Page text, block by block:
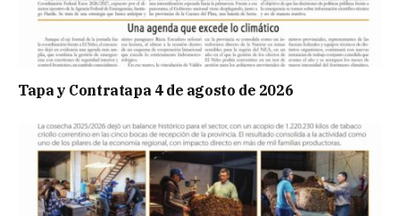
Tapa y Contratapa 4 de agosto de 2026